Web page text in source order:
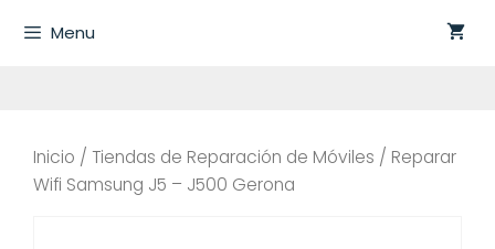
Menu
Inicio / Tiendas de Reparación de Móviles / Reparar
Wifi Samsung J5 – J500 Gerona